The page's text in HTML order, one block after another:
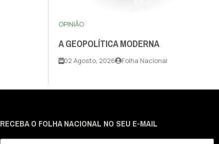
OPINIÃO
A GEOPOLÍTICA MODERNA
02 Agosto, 2026 Folha Nacional
RECEBA O FOLHA NACIONAL NO SEU E-MAIL